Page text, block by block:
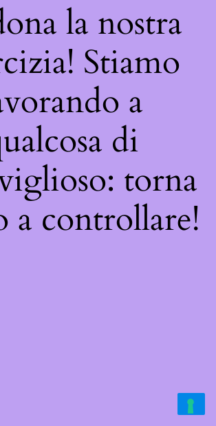
la nostra
Stiamo
a
di
torna
a controllare!